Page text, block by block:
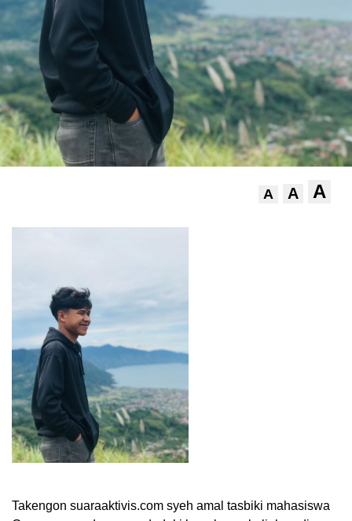
A A A
Takengon suaraaktivis.com syeh amal tasbiki mahasiswa